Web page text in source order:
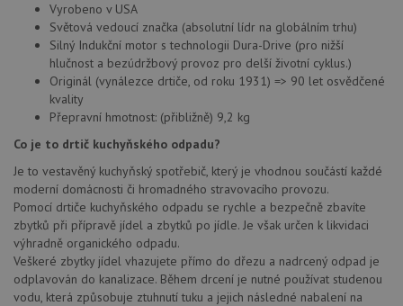
Vyrobeno v USA
Světová vedoucí značka (absolutní lídr na globálním trhu)
Silný Indukční motor s technologii Dura-Drive (pro nižší
hlučnost a bezúdržbový provoz pro delší životní cyklus.)
Originál (vynálezce drtiče, od roku 1931) => 90 let osvědčené
kvality
Přepravní hmotnost: (přibližně) 9,2 kg
Co je to drtič kuchyňského odpadu?
Je to vestavěný kuchyňský spotřebič, který je vhodnou součástí každé
moderní domácnosti či hromadného stravovacího provozu.
Pomocí drtiče kuchyňského odpadu se rychle a bezpečně zbavíte
zbytků při přípravě jídel a zbytků po jídle. Je však určen k likvidaci
výhradně organického odpadu.
Veškeré zbytky jídel vhazujete přímo do dřezu a nadrcený odpad je
odplavován do kanalizace. Během drcení je nutné používat studenou
vodu, která způsobuje ztuhnutí tuku a jejich následné nabalení na
Funkční soubory
Nezařazené
soubory
Nezbytně nutné soubory
Výkonové soubory
Soubory cílení
Funkční soubory
Nezařazené soubory
Nezbytně nutné soubory cookie umožňují základní
funkce webových stránek, jako je přihlášení
uživatele a správa účtu. Webové stránky nelze bez
nezbytně nutných souborů cookie správně používat.